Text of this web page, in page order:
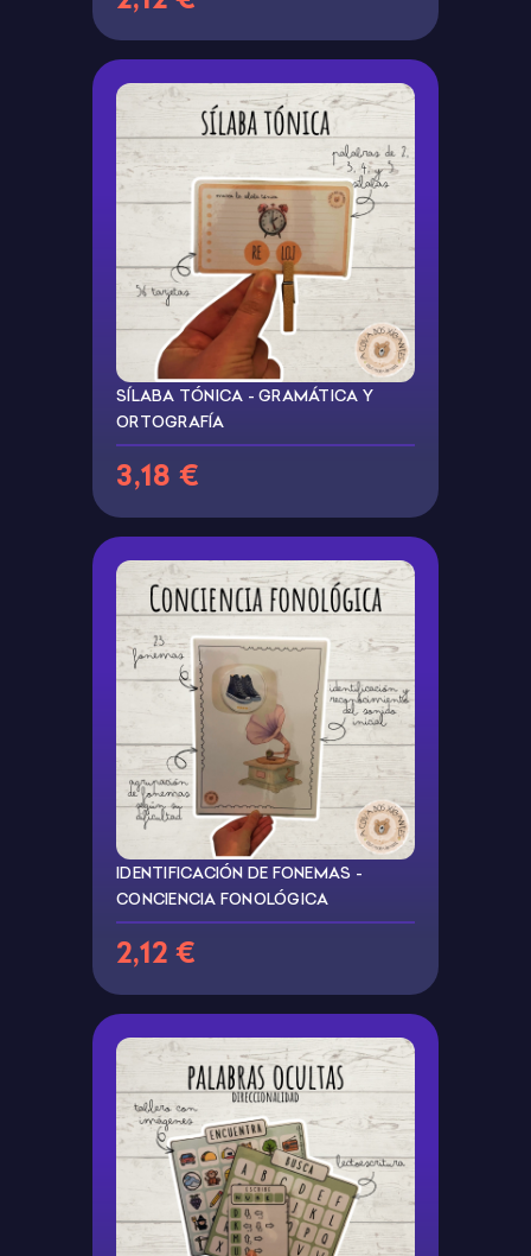
SÍLABA TÓNICA - GRAMÁTICA Y
ORTOGRAFÍA
3,18 €
IDENTIFICACIÓN DE FONEMAS -
CONCIENCIA FONOLÓGICA
2,12 €